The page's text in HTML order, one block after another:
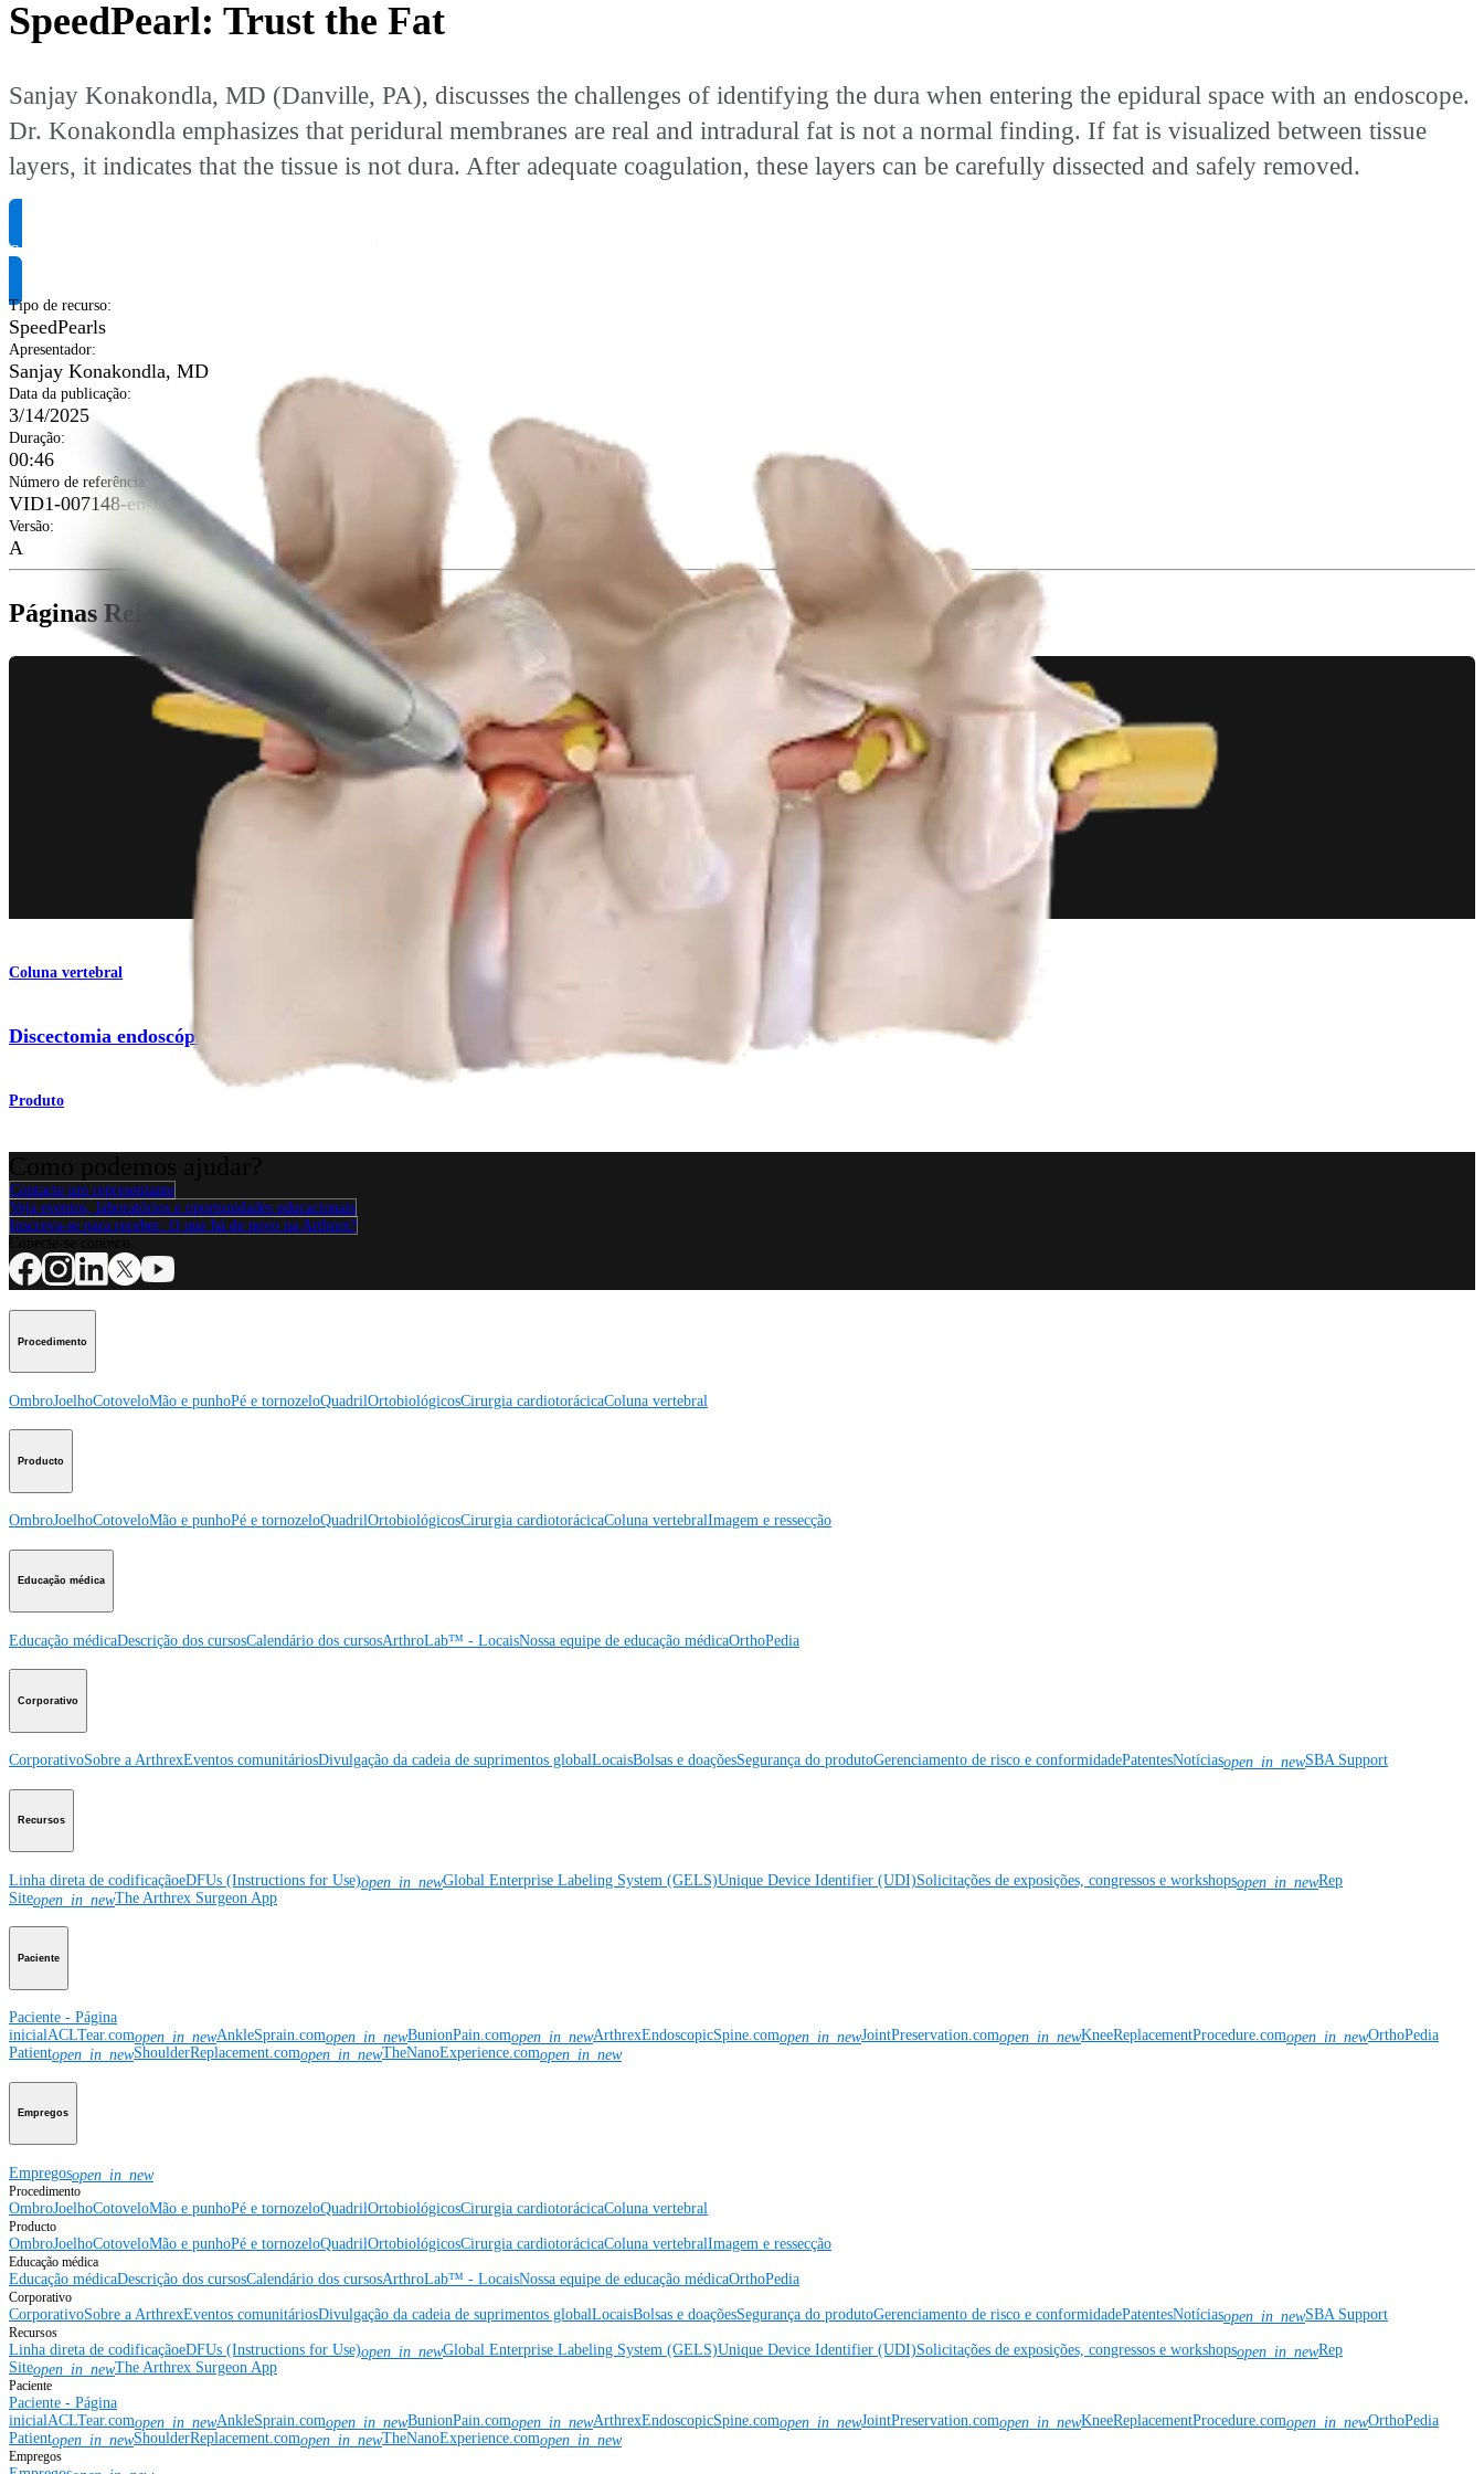
SpeedPearl: Trust the Fat
Sanjay Konakondla, MD (Danville, PA), discusses the challenges of identifying the dura when entering the epidural space with an endoscope.
Dr. Konakondla emphasizes that peridural membranes are real and intradural fat is not a normal finding. If fat is visualized between tissue
layers, it indicates that the tissue is not dura. After adequate coagulation, these layers can be carefully dissected and safely removed.
Solicite informação do produto
Tipo de recurso:
SpeedPearls
Apresentador:
Sanjay Konakondla, MD
Data da publicação:
3/14/2025
Duração:
00:46
Número de referência
VID1-007148-en-US
Versão:
A
Páginas Relacionadas
Coluna vertebral
Discectomia endoscópica torácica transforaminal
Produto
Contacte um representante
Veja eventos, laboratórios e oportunidades educacionais
Inscreva-se para receber: O que há de novo na Arthrex?
Procedimento
OmbroJoelhoCotoveloMão e punhoPé e tornozeloQuadrilOrtobiológicosCirurgia cardiotorácicaColuna vertebral
Producto
OmbroJoelhoCotoveloMão e punhoPé e tornozeloQuadrilOrtobiológicosCirurgia cardiotorácicaColuna vertebralImagem e ressecção
Educação médica
Educação médicaDescrição dos cursosCalendário dos cursosArthroLab™ - LocaisNossa equipe de educação médicaOrthoPedia
Corporativo
CorporativoSobre a ArthrexEventos comunitáriosDivulgação da cadeia de suprimentos globalLocaisBolsas e doaçõesSegurança do produtoGerenciamento de risco e conformidadePatentesNotíciasopen_in_newSBA Support
Recursos
Linha direta de codificaçãoeDFUs (Instructions for Use)open_in_newGlobal Enterprise Labeling System (GELS)Unique Device Identifier (UDI)Solicitações de exposições, congressos e workshopsopen_in_newRep
Siteopen_in_newThe Arthrex Surgeon App
Paciente
Paciente - Página
inicialACLTear.comopen_in_newAnkleSprain.comopen_in_newBunionPain.comopen_in_newArthrexEndoscopicSpine.comopen_in_newJointPreservation.comopen_in_newKneeReplacementProcedure.comopen_in_newOrthoPedia
Patientopen_in_newShoulderReplacement.comopen_in_newTheNanoExperience.comopen_in_new
Empregos
Empregosopen_in_new
Procedimento
OmbroJoelhoCotoveloMão e punhoPé e tornozeloQuadrilOrtobiológicosCirurgia cardiotorácicaColuna vertebral
Producto
OmbroJoelhoCotoveloMão e punhoPé e tornozeloQuadrilOrtobiológicosCirurgia cardiotorácicaColuna vertebralImagem e ressecção
Educação médica
Educação médicaDescrição dos cursosCalendário dos cursosArthroLab™ - LocaisNossa equipe de educação médicaOrthoPedia
Corporativo
CorporativoSobre a ArthrexEventos comunitáriosDivulgação da cadeia de suprimentos globalLocaisBolsas e doaçõesSegurança do produtoGerenciamento de risco e conformidadePatentesNotíciasopen_in_newSBA Support
Recursos
Linha direta de codificaçãoeDFUs (Instructions for Use)open_in_newGlobal Enterprise Labeling System (GELS)Unique Device Identifier (UDI)Solicitações de exposições, congressos e workshopsopen_in_newRep
Siteopen_in_newThe Arthrex Surgeon App
Paciente
Paciente - Página
inicialACLTear.comopen_in_newAnkleSprain.comopen_in_newBunionPain.comopen_in_newArthrexEndoscopicSpine.comopen_in_newJointPreservation.comopen_in_newKneeReplacementProcedure.comopen_in_newOrthoPedia
Patientopen_in_newShoulderReplacement.comopen_in_newTheNanoExperience.comopen_in_new
Empregos